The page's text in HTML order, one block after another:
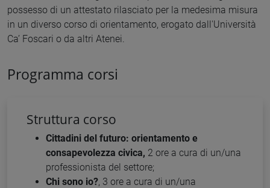
possesso di un attestato rilasciato per la medesima misura
in un diverso corso di orientamento, erogato dall'Università
Ca’ Foscari o da altri Atenei.
Programma corsi
Struttura corso
Cittadini del futuro: orientamento e
consapevolezza civica, 2 ore a cura di un/una
professionista del settore;
Chi sono io?, 3 ore a cura di un/una